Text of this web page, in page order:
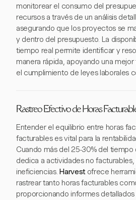
monitorear el consumo del
recursos a través de un análisis
asegurando que los proyectos se
y dentro del presupuesto. La
tiempo real permite identificar y
manera rápida, apoyando una
el cumplimiento de leyes laborales
Rastreo Efectivo de Horas
Entender el equilibrio entre horas
facturables es vital para la
Cuando más del 25-30% del tiempo
dedica a actividades no
ineficiencias.Harvestofrece
rastrear tanto horas facturables
proporcionando informes